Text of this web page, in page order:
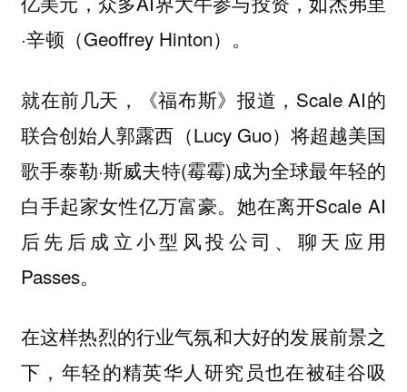
·辛顿（Geoffrey Hinton）。
就在前几天，《福布斯》报道，Scale AI的
联合创始人郭露西（Lucy Guo）将超越美国
歌手泰勒·斯威夫特(霉霉)成为全球最年轻的
白手起家女性亿万富豪。她在离开Scale AI
后先后成立小型风投公司、聊天应用
Passes。
在这样热烈的行业气氛和大好的发展前景之
下，年轻的精英华人研究员也在被硅谷吸